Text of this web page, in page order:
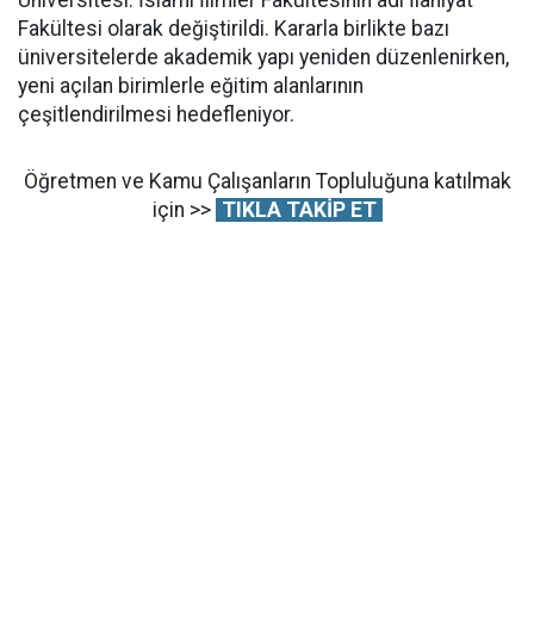
Fakültesi olarak değiştirildi. Kararla birlikte bazı
üniversitelerde akademik yapı yeniden düzenlenirken,
yeni açılan birimlerle eğitim alanlarının
çeşitlendirilmesi hedefleniyor.
Öğretmen ve Kamu Çalışanların Topluluğuna katılmak
için >> TIKLA TAKİP ET